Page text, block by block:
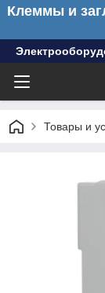
Клеммы и
Товары и